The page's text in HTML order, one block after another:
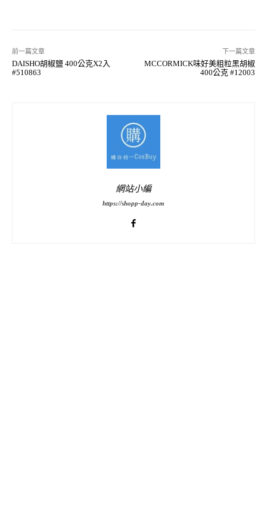
前一篇文章
DAISHO胡椒鹽 400公克X2入
#510863
下一篇文章
MCCORMICK味好美粗粒黑胡椒
400公克 #12003
網站小編
https://shopp-day.com